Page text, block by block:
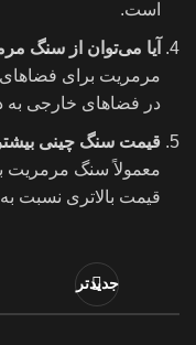
است.
آیا می‌توان از سنگ
مرمریت برای
در فضاهای خارجی
قیمت سنگ چینی
معمولاً سنگ مرمریت
قیمت بالاتری نسبت
جدیدتر